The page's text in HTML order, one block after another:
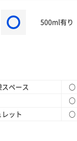
500ml有り
ペース ○
○
ット ○